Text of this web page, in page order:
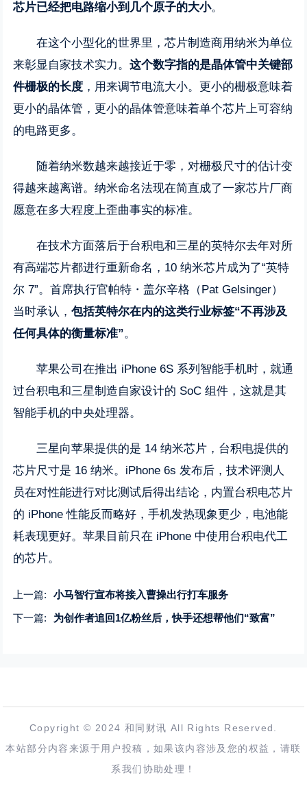
芯片已经把电路缩小到几个原子的大小。
在这个小型化的世界里，芯片制造商用纳米为单位
来彰显自家技术实力。这个数字指的是晶体管中关键部
件栅极的长度 ，用来调节电流大小。更小的栅极意味着
更小的晶体管，更小的晶体管意味着单个芯片上可容纳
的电路更多。
随着纳米数越来越接近于零，对栅极尺寸的估计变
得越来越离谱。纳米命名法现在简直成了一家芯片厂商
愿意在多大程度上歪曲事实的标准。
在技术方面落后于台积电和三星的英特尔去年对所
有高端芯片都进行重新命名，10 纳米芯片成为了“英特
尔 7”。首席执行官帕特・盖尔辛格（Pat Gelsinger）
当时承认，包括英特尔在内的这类行业标签“不再涉及
任何具体的衡量标准”。
苹果公司在推出 iPhone 6S 系列智能手机时，就通
过台积电和三星制造自家设计的 SoC 组件，这就是其
智能手机的中央处理器。
三星向苹果提供的是 14 纳米芯片，台积电提供的
芯片尺寸是 16 纳米。iPhone 6s 发布后，技术评测人
员在对性能进行对比测试后得出结论，内置台积电芯片
的 iPhone 性能反而略好，手机发热现象更少，电池能
耗表现更好。苹果目前只在 iPhone 中使用台积电代工
的芯片。
上一篇:
小马智行宣布将接入曹操出行打车服务
下一篇:
为创作者追回1亿粉丝后，快手还想帮他们“致富”
Copyright © 2024 和同财讯 All Rights Reserved.
本站部分内容来源于用户投稿，如果该内容涉及您的权益，请联
系我们协助处理！